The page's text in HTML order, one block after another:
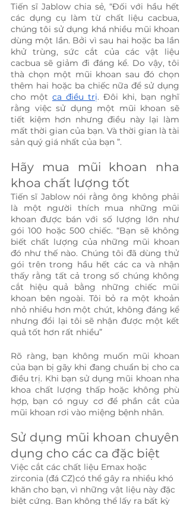
Tiến sĩ Jablow chia sẻ, “Đối với hầu hết
các dụng cụ làm từ chất liệu cacbua,
chúng tôi sử dụng khá nhiều mũi khoan
dùng một lần. Bởi vì sau hai hoặc ba lần
khử trùng, sức cắt của các vật liệu
cacbua sẽ giảm đi đáng kể. Do vậy, tôi
thà chọn một mũi khoan sau đó chọn
thêm hai hoặc ba chiếc nữa để sử dụng
cho một ca điều trị. Đôi khi, bạn nghĩ
rằng việc sử dụng một mũi khoan sẽ
tiết kiệm hơn nhưng điều này lại làm
mất thời gian của bạn. Và thời gian là tài
sản quý giá nhất của bạn ”.
Hãy mua mũi khoan nha
khoa chất lượng tốt
Tiến sĩ Jablow nói rằng ông không phải
là một người thích mua những mũi
khoan được bán với số lượng lớn như
gói 100 hoặc 500 chiếc. “Bạn sẽ không
biết chất lượng của những mũi khoan
đó như thế nào. Chúng tôi đã dùng thử
gói trên trong hầu hết các ca và nhận
thấy rằng tất cả trong số chúng không
cắt hiệu quả bằng những chiếc mũi
khoan bên ngoài. Tôi bỏ ra một khoản
nhỏ nhiều hơn một chút, không đáng kể
nhưng đổi lại tôi sẽ nhận được một kết
quả tốt hơn rất nhiều”
Rõ ràng, bạn không muốn mũi khoan
của bạn bị gãy khi đang chuẩn bị cho ca
điều trị. Khi bạn sử dụng mũi khoan nha
khoa chất lượng thấp hoặc không phù
hợp, bạn có nguy cơ để phần cắt của
mũi khoan rơi vào miệng bệnh nhân.
Sử dụng mũi khoan chuyên
dụng cho các ca đặc biệt
Việc cắt các chất liệu Emax hoặc
zirconia (đá CZ)có thể gây ra nhiều khó
khăn cho bạn, vì những vật liệu này đặc
biệt cứng. Bạn không thể lấy ra bất kỳ